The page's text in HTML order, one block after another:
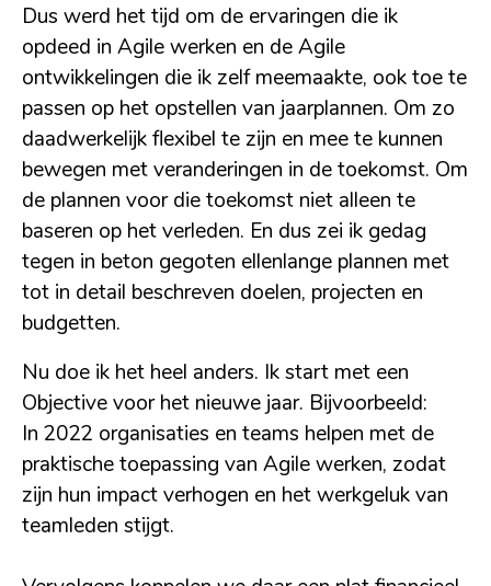
Dus werd het tijd om de ervaringen die ik
opdeed in Agile werken en de Agile
ontwikkelingen die ik zelf meemaakte, ook toe te
passen op het opstellen van jaarplannen. Om zo
daadwerkelijk flexibel te zijn en mee te kunnen
bewegen met veranderingen in de toekomst. Om
de plannen voor die toekomst niet alleen te
baseren op het verleden. En dus zei ik gedag
tegen in beton gegoten ellenlange plannen met
tot in detail beschreven doelen, projecten en
budgetten.
Nu doe ik het heel anders. Ik start met een
Objective voor het nieuwe jaar. Bijvoorbeeld:
In 2022 organisaties en teams helpen met de
praktische toepassing van Agile werken, zodat
zijn hun impact verhogen en het werkgeluk van
teamleden stijgt.